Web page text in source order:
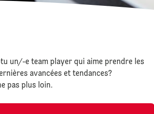
un/-e team player qui aime prendre les
avancées et tendances?
pas plus loin.